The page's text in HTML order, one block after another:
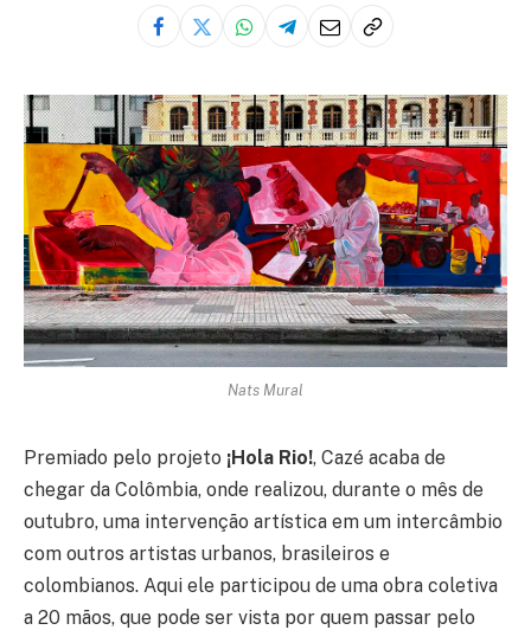
Nats Mural
Premiado pelo projeto ¡Hola Rio!, Cazé acaba de
chegar da Colômbia, onde realizou, durante o mês de
outubro, uma intervenção artística em um intercâmbio
com outros artistas urbanos, brasileiros e
colombianos. Aqui ele participou de uma obra coletiva
a 20 mãos, que pode ser vista por quem passar pelo